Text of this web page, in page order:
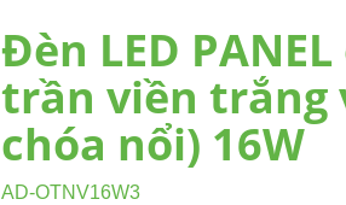
Đèn LED
trần viền trắng
chóa nổi) 16W
AD-OTNV16W3